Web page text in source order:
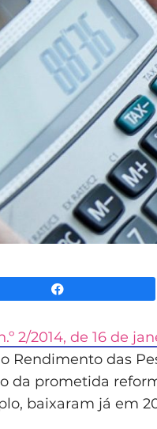
2/2014, de 16 de
Rendimento das
da prometida
baixaram já em